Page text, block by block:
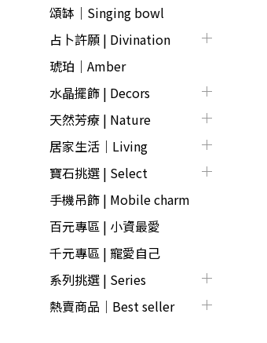
頌缽｜Singing bowl
占卜許願 | Divination
琥珀｜Amber
水晶擺飾 | Decors
天然芳療 | Nature
居家生活｜Living
寶石挑選 | Select
手機吊飾 | Mobile charm
百元專區 | 小資最愛
千元專區 | 寵愛自己
系列挑選 | Series
熱賣商品│Best seller